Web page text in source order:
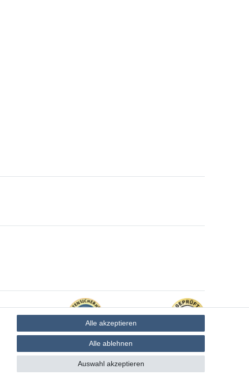
Alle akzeptieren
Alle ablehnen
Auswahl akzeptieren